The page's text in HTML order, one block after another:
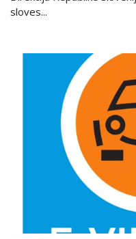
sloves...